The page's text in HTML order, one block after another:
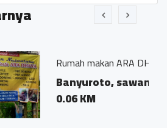
Rumah makan ARA DHANA
Banyuroto, sawangan
0.06 KM